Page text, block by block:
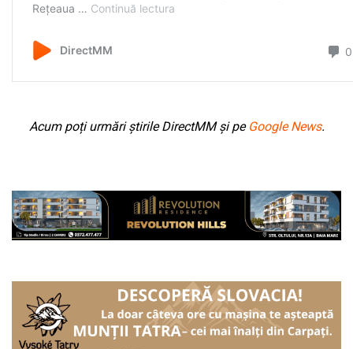
Acum poți urmări știrile DirectMM și pe Google News.